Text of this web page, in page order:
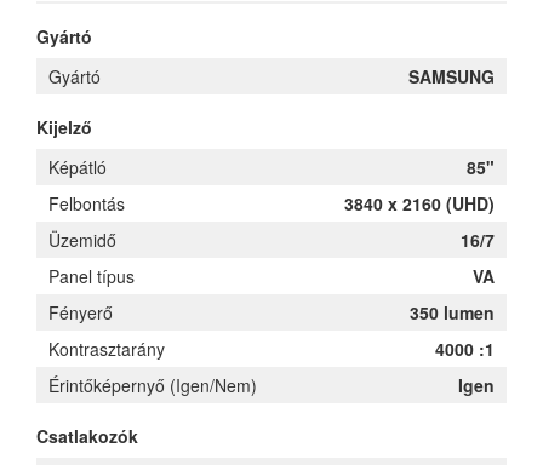
Gyártó
Gyártó
SAMSUNG
Kijelző
Képátló
85"
Felbontás
3840 x 2160 (UHD)
Üzemidő
16/7
Panel típus
VA
Fényerő
350 lumen
Kontrasztarány
4000 :1
Érintőképernyő (Igen/Nem)
Igen
Csatlakozók